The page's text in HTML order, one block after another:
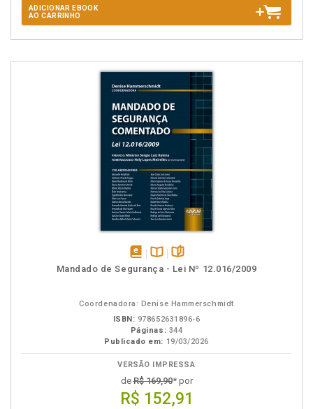
ADICIONAR EBOOK
AO CARRINHO
disponívelDisponível
páginas
Mandado de Segurança - Lei Nº 12.016/2009
Coordenadora: Denise Hammerschmidt
ISBN: 978652631896-6
Páginas: 344
Publicado em: 19/03/2026
VERSÃO IMPRESSA
deR$ 169,90* por
R$ 152,91